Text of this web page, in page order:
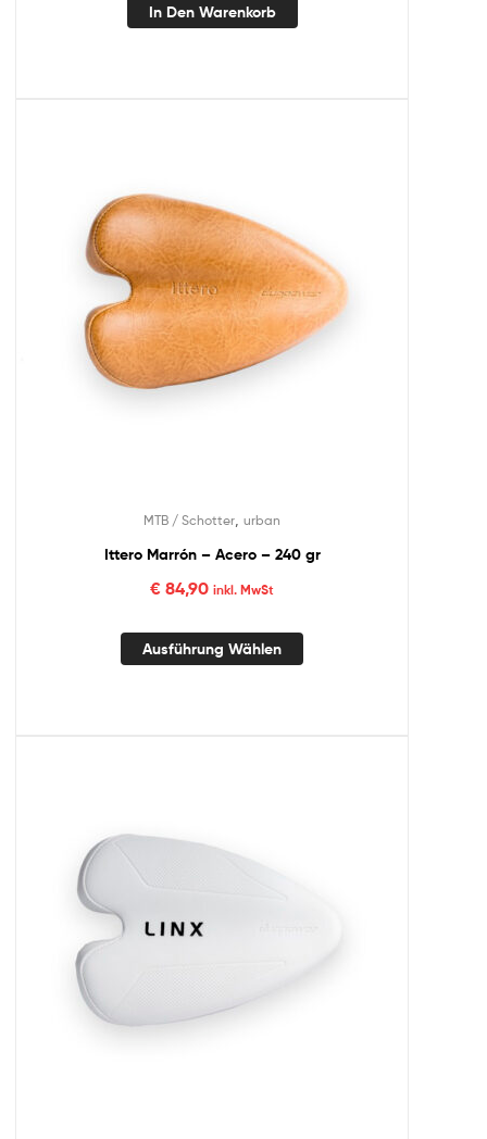
In Den Warenkorb
MTB / Schotter urban
Ittero Marrón – Acero – 240 gr
€ 84,90 inkl. MwSt
Ausführung Wählen